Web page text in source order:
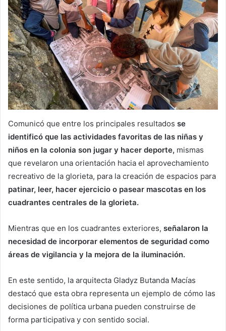
Comunicó que entre los principales resultados se
identificó que las actividades favoritas de las niñas y
niños en la colonia son jugar y hacer deporte, mismas
que revelaron una orientación hacia el aprovechamiento
recreativo de la glorieta, para la creación de espacios para
patinar, leer, hacer ejercicio o pasear mascotas en los
cuadrantes centrales de la glorieta.
Mientras que en los cuadrantes exteriores, señalaron la
necesidad de incorporar elementos de seguridad como
áreas de vigilancia y la mejora de la iluminación.
En este sentido, la arquitecta Gladyz Butanda Macías
destacó que esta obra representa un ejemplo de cómo las
decisiones de política urbana pueden construirse de
forma participativa y con sentido social.